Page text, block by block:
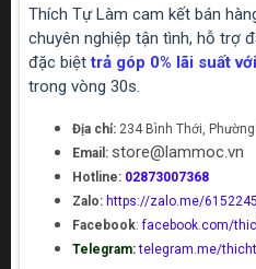
Thích Tự Làm cam kết bán
chuyên nghiệp tận tình, hỗ trợ
đặc biệttrả góp 0% lãi suất
trong vòng 30s.
Địa chỉ: 234 Bình Thới,
Email: store@lammoc.vn
Hotline: 02873007368
Zalo: https://zalo.me/
Facebook:facebook.com/
Telegram: telegram.me/